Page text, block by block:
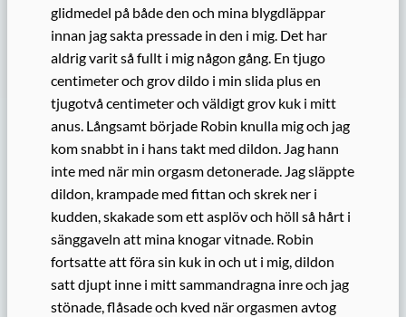
glidmedel på både den och mina blygdläppar
innan jag sakta pressade in den i mig. Det har
aldrig varit så fullt i mig någon gång. En tjugo
centimeter och grov dildo i min slida plus en
tjugotvå centimeter och väldigt grov kuk i mitt
anus. Långsamt började Robin knulla mig och jag
kom snabbt in i hans takt med dildon. Jag hann
inte med när min orgasm detonerade. Jag släppte
dildon, krampade med fittan och skrek ner i
kudden, skakade som ett asplöv och höll så hårt i
sänggaveln att mina knogar vitnade. Robin
fortsatte att föra sin kuk in och ut i mig, dildon
satt djupt inne i mitt sammandragna inre och jag
stönade, flåsade och kved när orgasmen avtog